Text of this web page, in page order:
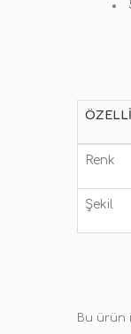
Renk
Şekil
Bu ürün